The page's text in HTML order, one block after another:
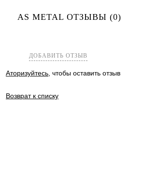
AS METAL ОТЗЫВЫ (0)
ДОБАВИТЬ ОТЗЫВ
Аторизуйтесь, чтобы оставить отзыв
Возврат к списку